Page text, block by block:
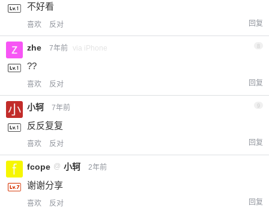
不好看
喜欢 反对 回复
zhe 7年前 via iPhone
??
喜欢 反对 回复
小轲 7年前 9
反反复复
喜欢 反对 回复
fcope @ 小轲 2年前
谢谢分享
喜欢 反对 回复